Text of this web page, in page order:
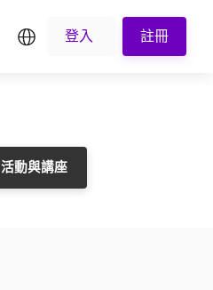
繁中登入 註冊
活動與講座